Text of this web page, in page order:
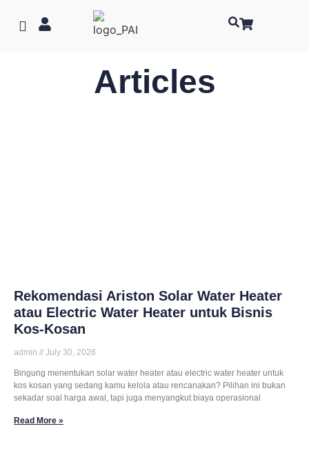
Articles
Rekomendasi Ariston Solar Water Heater
atau Electric Water Heater untuk Bisnis
Kos-Kosan
admin July 30, 2026
Bingung menentukan solar water heater atau electric water heater untuk
kos kosan yang sedang kamu kelola atau rencanakan? Pilihan ini bukan
sekadar soal harga awal, tapi juga menyangkut biaya operasional
Read More »